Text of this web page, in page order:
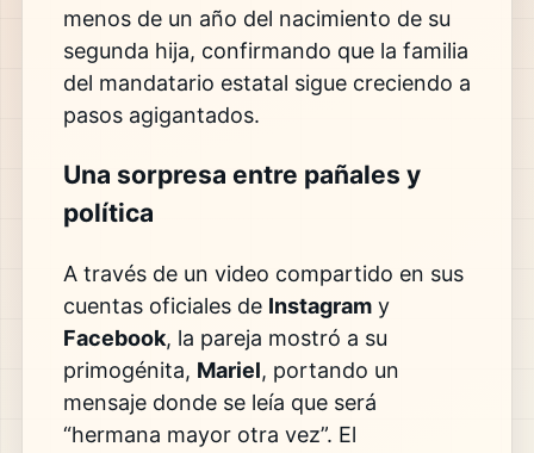
menos de un año del nacimiento de su
segunda hija, confirmando que la familia
del mandatario estatal sigue creciendo a
pasos agigantados.
Una sorpresa entre pañales y
política
A través de un video compartido en sus
cuentas oficiales de Instagramy
Facebook, la pareja mostró a su
primogénita, Mariel, portando un
mensaje donde se leía que será
“hermana mayor otra vez”. El